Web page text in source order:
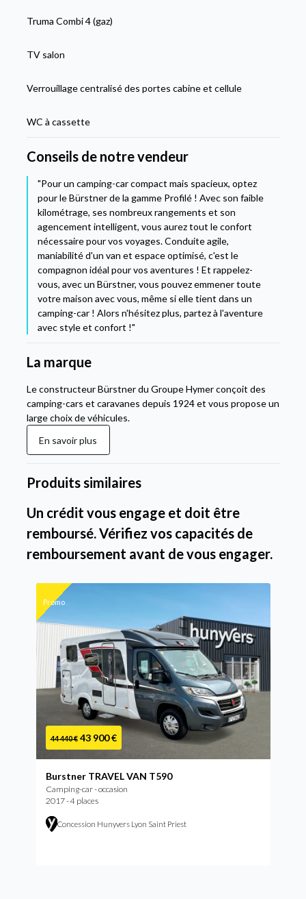
Truma Combi 4 (gaz)
TV salon
Verrouillage centralisé des portes cabine et cellule
WC à cassette
Conseils de notre vendeur
"Pour un camping-car compact mais spacieux, optez
pour le Bürstner de la gamme Profilé ! Avec son faible
kilométrage, ses nombreux rangements et son
agencement intelligent, vous aurez tout le confort
nécessaire pour vos voyages. Conduite agile,
maniabilité d'un van et espace optimisé, c'est le
compagnon idéal pour vos aventures ! Et rappelez-
vous, avec un Bürstner, vous pouvez emmener toute
votre maison avec vous, même si elle tient dans un
camping-car ! Alors n'hésitez plus, partez à l'aventure
avec style et confort !"
La marque
Le constructeur Bürstner du Groupe Hymer conçoit des
camping-cars et caravanes depuis 1924 et vous propose un
large choix de véhicules.
En savoir plus
Produits similaires
Un crédit vous engage et doit être
remboursé. Vérifiez vos capacités de
remboursement avant de vous engager.
Promo
44 440 € 43 900 €
Burstner TRAVEL VAN T590
Camping-car - occasion
2017 - 4 places
Concession Hunyvers Lyon Saint Priest